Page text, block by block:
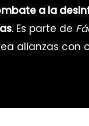
a la
. Es parte de
alianzas con